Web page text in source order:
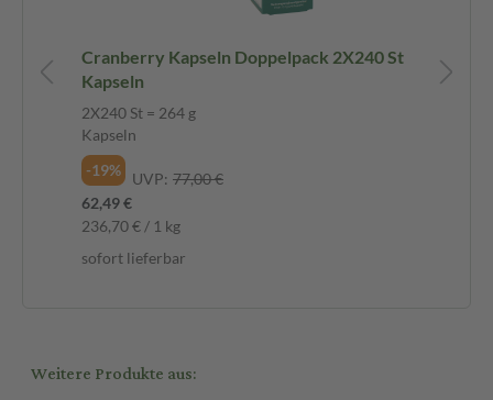
Cranberry Kapseln Doppelpack 2X240 St
Kapseln
2X240 St = 264 g
Kapseln
-19%
UVP: 77,00 €
62,49 €
236,70 € / 1 kg
sofort lieferbar
Weitere Produkte aus: